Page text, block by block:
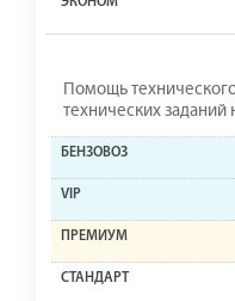
Помощь
технических заданий